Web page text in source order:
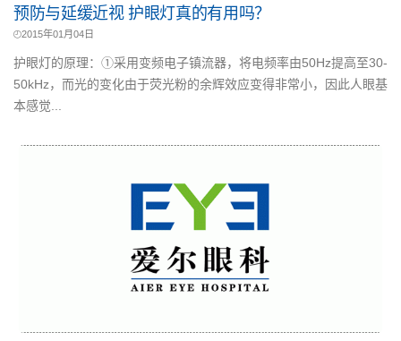
预防与延缓近视 护眼灯真的有用吗？
2015年01月04日
护眼灯的原理：①采用变频电子镇流器，将电频率由50Hz提高至30-
50kHz，而光的变化由于荧光粉的余辉效应变得非常小，因此人眼基
本感觉...